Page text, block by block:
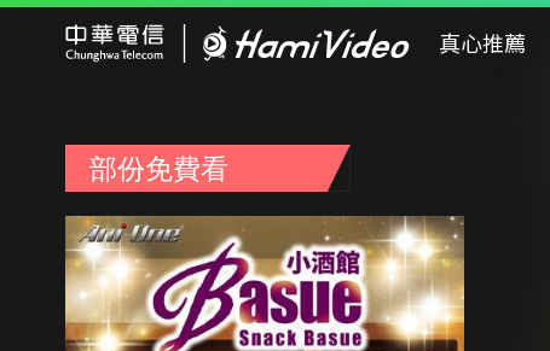
真心推薦
部份免費看